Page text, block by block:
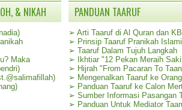
& NIKAH
Maka
PANDUAN TAARUF
➢ Arti Taaruf di Al Quran dan
➢ Prinsip Taaruf Pranikah Islami
➢ Taaruf Dalam Tujuh Langkah
➢
Ikhtiar "12 Pekan Meraih
➢ Hijrah "From Pacaran To
➢ Mengenalkan Taaruf ke
➢ Panduan Taaruf ke Calon
➢ Sumber Informasi Pasangan
➢ Panduan Untuk Mediator